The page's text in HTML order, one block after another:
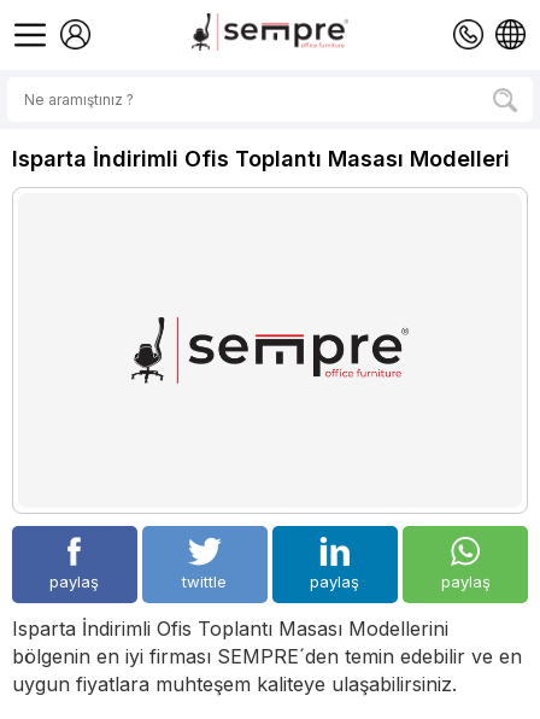
Isparta İndirimli Ofis Toplantı Masası Modelleri
paylaş twittle paylaş paylaş
Isparta İndirimli Ofis Toplantı Masası Modellerini
bölgenin en iyi firması SEMPRE´den temin edebilir ve en
uygun fiyatlara muhteşem kaliteye ulaşabilirsiniz.